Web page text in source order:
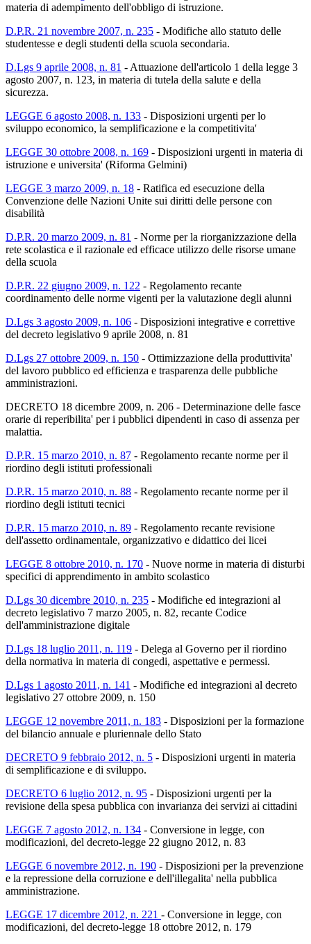
materia di adempimento dell'obbligo di istruzione.
D.P.R. 21 novembre 2007, n. 235 - Modifiche allo statuto delle
studentesse e degli studenti della scuola secondaria.
D.Lgs 9 aprile 2008, n. 81 - Attuazione dell'articolo 1 della legge 3
agosto 2007, n. 123, in materia di tutela della salute e della
sicurezza.
LEGGE 6 agosto 2008, n. 133 - Disposizioni urgenti per lo
sviluppo economico, la semplificazione e la competitivita'
LEGGE 30 ottobre 2008, n. 169 - Disposizioni urgenti in materia di
istruzione e universita' (Riforma Gelmini)
LEGGE 3 marzo 2009, n. 18 - Ratifica ed esecuzione della
Convenzione delle Nazioni Unite sui diritti delle persone con
disabilità
D.P.R. 20 marzo 2009, n. 81 - Norme per la riorganizzazione della
rete scolastica e il razionale ed efficace utilizzo delle risorse umane
della scuola
D.P.R. 22 giugno 2009, n. 122 - Regolamento recante
coordinamento delle norme vigenti per la valutazione degli alunni
D.Lgs 3 agosto 2009, n. 106 - Disposizioni integrative e correttive
del decreto legislativo 9 aprile 2008, n. 81
D.Lgs 27 ottobre 2009, n. 150 - Ottimizzazione della produttivita'
del lavoro pubblico ed efficienza e trasparenza delle pubbliche
amministrazioni.
DECRETO 18 dicembre 2009, n. 206 - Determinazione delle fasce
orarie di reperibilita' per i pubblici dipendenti in caso di assenza per
malattia.
D.P.R. 15 marzo 2010, n. 87 - Regolamento recante norme per il
riordino degli istituti professionali
D.P.R. 15 marzo 2010, n. 88 - Regolamento recante norme per il
riordino degli istituti tecnici
D.P.R. 15 marzo 2010, n. 89 - Regolamento recante revisione
dell'assetto ordinamentale, organizzativo e didattico dei licei
LEGGE 8 ottobre 2010, n. 170 - Nuove norme in materia di disturbi
specifici di apprendimento in ambito scolastico
D.Lgs 30 dicembre 2010, n. 235 - Modifiche ed integrazioni al
decreto legislativo 7 marzo 2005, n. 82, recante Codice
dell'amministrazione digitale
D.Lgs 18 luglio 2011, n. 119 - Delega al Governo per il riordino
della normativa in materia di congedi, aspettative e permessi.
D.Lgs 1 agosto 2011, n. 141 - Modifiche ed integrazioni al decreto
legislativo 27 ottobre 2009, n. 150
LEGGE 12 novembre 2011, n. 183 - Disposizioni per la formazione
del bilancio annuale e pluriennale dello Stato
DECRETO 9 febbraio 2012, n. 5 - Disposizioni urgenti in materia
di semplificazione e di sviluppo.
DECRETO 6 luglio 2012, n. 95 - Disposizioni urgenti per la
revisione della spesa pubblica con invarianza dei servizi ai cittadini
LEGGE 7 agosto 2012, n. 134 - Conversione in legge, con
modificazioni, del decreto-legge 22 giugno 2012, n. 83
LEGGE 6 novembre 2012, n. 190 - Disposizioni per la prevenzione
e la repressione della corruzione e dell'illegalita' nella pubblica
amministrazione.
LEGGE 17 dicembre 2012, n. 221 - Conversione in legge, con
modificazioni, del decreto-legge 18 ottobre 2012, n. 179